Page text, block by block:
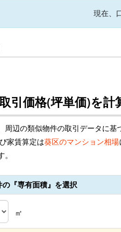
現在、
引価格(坪単価)を計
周辺の類似物件の取引データに
家賃算定は葵区のマンション相場
の『専有面積』を選択
㎡